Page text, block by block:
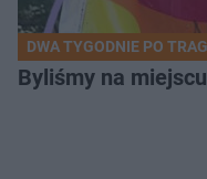
DWA TYGODNIE PO
Byliśmy na